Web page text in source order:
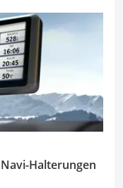
Halterungen